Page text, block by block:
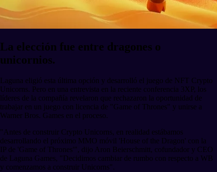
La elección fue entre dragones o
unicornios.
Laguna eligió esta última opción y desarrolló el juego de NFT Crypto
Unicorns. Pero en una entrevista en la reciente conferencia 3XP, los
líderes de la compañía revelaron que rechazaron la oportunidad de
trabajar en un juego con licencia de "Game of Thrones" y unirse a
Warner Bros. Games en el proceso.
"Antes de construir Crypto Unicorns, en realidad estábamos
desarrollando el próximo MMO móvil 'House of the Dragon' con la
IP de 'Game of Thrones'", dijo Aron Beierschmitt, cofundador y CEO
de Laguna Games, "Decidimos cambiar de rumbo con respecto a WB
y comenzamos a construir Unicorns".